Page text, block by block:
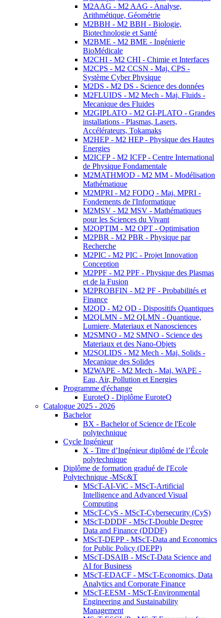
M2AAG - M2 AAG - Analyse,
Arithmétique, Géométrie
M2BBH - M2 BBH - Biologie,
Biotechnologie et Santé
M2BME - M2 BME - Ingénierie
BioMédicale
M2CHI - M2 CHI - Chimie et Interfaces
M2CPS - M2 CCSN - Maj. CPS -
Système Cyber Physique
M2DS - M2 DS - Science des données
M2FLUIDS - M2 Mech - Maj. Fluids -
Mecanique des Fluides
M2GIPLATO - M2 GI-PLATO - Grandes
installations - Plasmas, Lasers,
Accélérateurs, Tokamaks
M2HEP - M2 HEP - Physique des Hautes
Energies
M2ICFP - M2 ICFP - Centre International
de Physique Fondamentale
M2MATHMOD - M2 MM - Modélisation
Mathématique
M2MPRI - M2 FODQ - Maj. MPRI -
Fondements de l'Informatique
M2MSV - M2 MSV - Mathématiques
pour les Sciences du Vivant
M2OPTIM - M2 OPT - Optimisation
M2PBR - M2 PBR - Physique par
Recherche
M2PIC - M2 PIC - Projet Innovation
Conception
M2PPF - M2 PPF - Physique des Plasmas
et de la Fusion
M2PROBFIN - M2 PF - Probabilités et
Finance
M2QD - M2 QD - Dispositifs Quantiques
M2QLMN - M2 QLMN - Quantique,
Lumiere, Materiaux et Nanosciences
M2SMNO - M2 SMNO - Science des
Materiaux et des Nano-Objets
M2SOLIDS - M2 Mech - Maj. Solids -
Mecanique des Solides
M2WAPE - M2 Mech - Maj. WAPE -
Eau, Air, Pollution et Energies
Programme d'échange
EuroteQ - Diplôme EuroteQ
Catalogue 2025 - 2026
Bachelor
BX - Bachelor of Science de l'Ecole
polytechnique
Cycle Ingénieur
X - Titre d’Ingénieur diplômé de l’École
polytechnique
Diplôme de formation gradué de l'Ecole
Polytechnique -MSc&T
MScT-AI-ViC - MScT-Artificial
Intelligence and Advanced Visual
Computing
MScT-CyS - MScT-Cybersecurity (CyS)
MScT-DDDF - MScT-Double Degree
Data and Finance (DDDF)
MScT-DEPP - MScT-Data and Economics
for Public Policy (DEPP)
MScT-DSAIB - MScT-Data Science and
AI for Business
MScT-EDACF - MScT-Economics, Data
Analytics and Corporate Finance
MScT-EESM - MScT-Environmental
Engineering and Sustainability
Management